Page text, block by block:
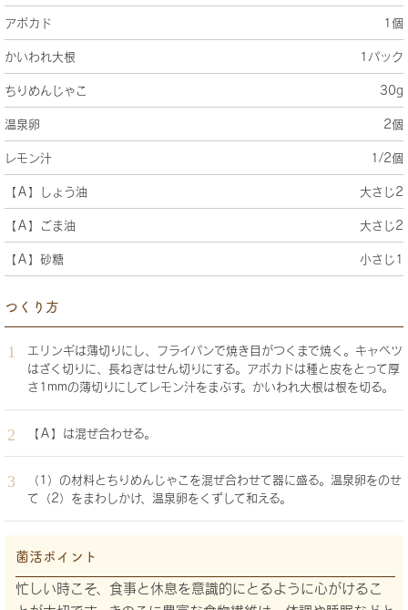
アボカド 1個
かいわれ大根 1パック
ちりめんじゃこ 30g
温泉卵 2個
レモン汁 1/2個
【Ａ】しょう油 大さじ2
【Ａ】ごま油 大さじ2
【Ａ】砂糖 小さじ1
つくり方
エリンギは薄切りにし、フライパンで焼き目がつくまで焼く。キャベツ
はざく切りに、長ねぎはせん切りにする。アボカドは種と皮をとって厚
さ1mmの薄切りにしてレモン汁をまぶす。かいわれ大根は根を切る。
【Ａ】は混ぜ合わせる。
（1）の材料とちりめんじゃこを混ぜ合わせて器に盛る。温泉卵をのせ
て（2）をまわしかけ、温泉卵をくずして和える。
菌活ポイント
忙しい時こそ、食事と休息を意識的にとるように心がけるこ